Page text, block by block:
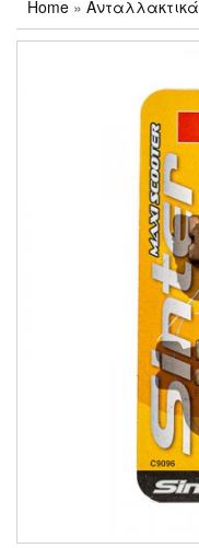
Home » Ανταλλακτικά